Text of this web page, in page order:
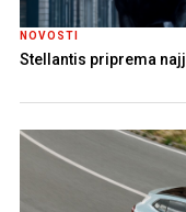
NOVOSTI
Stellantis priprema